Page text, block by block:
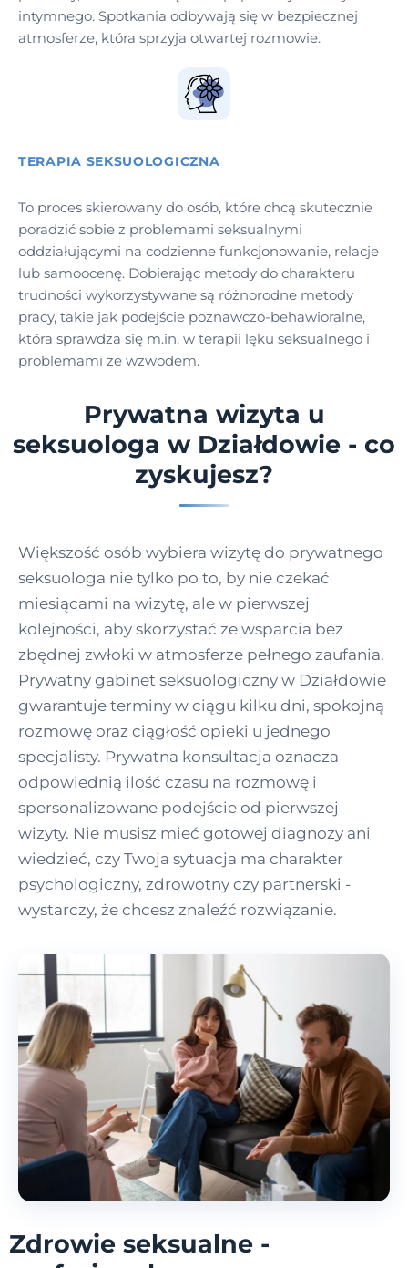
intymnego. Spotkania odbywają się w bezpiecznej
atmosferze, która sprzyja otwartej rozmowie.
TERAPIA SEKSUOLOGICZNA
To proces skierowany do osób, które chcą skutecznie
poradzić sobie z problemami seksualnymi
oddziałującymi na codzienne funkcjonowanie, relacje
lub samoocenę. Dobierając metody do charakteru
trudności wykorzystywane są różnorodne metody
pracy, takie jak podejście poznawczo-behawioralne,
która sprawdza się m.in. w terapii lęku seksualnego i
problemami ze wzwodem.
Prywatna wizyta u
seksuologa w Działdowie - co
zyskujesz?
Większość osób wybiera wizytę do prywatnego
seksuologa nie tylko po to, by nie czekać
miesiącami na wizytę, ale w pierwszej
kolejności, aby skorzystać ze wsparcia bez
zbędnej zwłoki w atmosferze pełnego zaufania.
Prywatny gabinet seksuologiczny w Działdowie
gwarantuje terminy w ciągu kilku dni, spokojną
rozmowę oraz ciągłość opieki u jednego
specjalisty. Prywatna konsultacja oznacza
odpowiednią ilość czasu na rozmowę i
spersonalizowane podejście od pierwszej
wizyty. Nie musisz mieć gotowej diagnozy ani
wiedzieć, czy Twoja sytuacja ma charakter
psychologiczny, zdrowotny czy partnerski -
wystarczy, że chcesz znaleźć rozwiązanie.
Zdrowie seksualne -